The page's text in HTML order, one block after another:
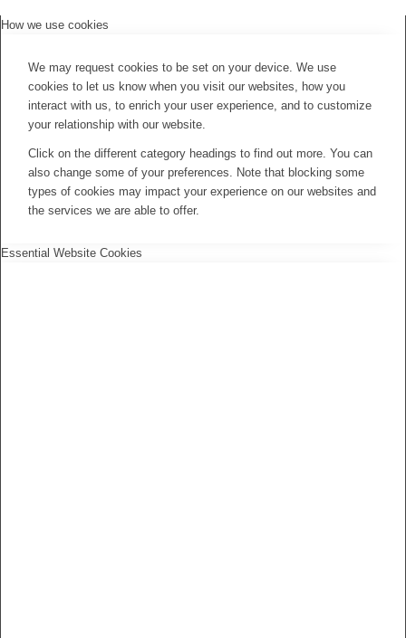
How we use cookies
We may request cookies to be set on your device. We use
cookies to let us know when you visit our websites, how you
interact with us, to enrich your user experience, and to customize
your relationship with our website.
Click on the different category headings to find out more. You can
also change some of your preferences. Note that blocking some
types of cookies may impact your experience on our websites and
the services we are able to offer.
Essential Website Cookies